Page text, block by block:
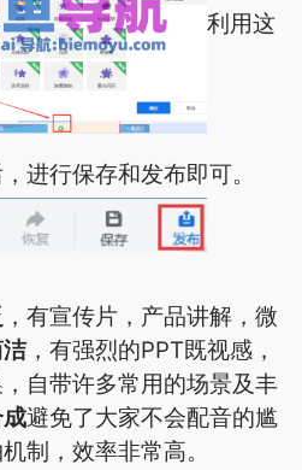
利用这
进行保存和发布即可。
，有宣传片，产品讲解，微
，有强烈的PPT既视感，
自带许多常用的场景及丰
避免了大家不会配音的尴
制，效率非常高。